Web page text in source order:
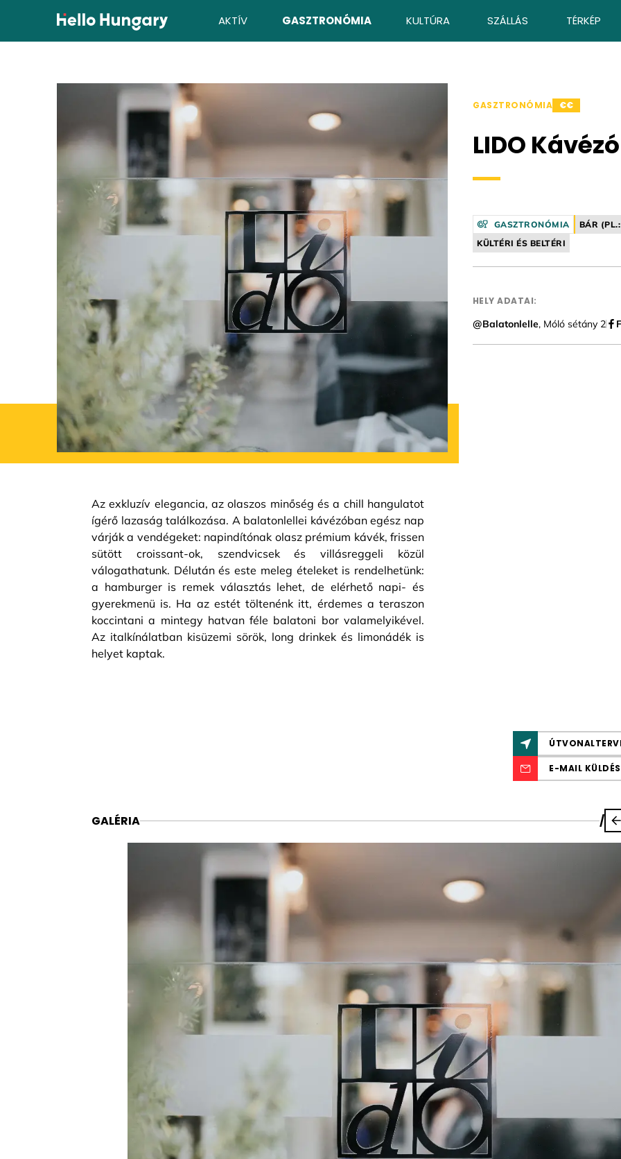
Ugrás a tartalomhoz AKTÍV GASZTRONÓMIA KULTÚRA SZÁLLÁS TÉRKÉP
GASZTRONÓMIA €€
LIDO
GASZTRONÓMIA BÁR
KÜLTÉRI ÉS BELTÉRI
HELY ADATAI:
@Balatonlelle, Móló sétány 2
Az exkluzív elegancia, az olaszos minőség és a chill hangulatot
ígérő lazaság találkozása. A balatonlellei kávézóban egész nap
várják a vendégeket: napindítónak olasz prémium kávék, frissen
sütött croissant-ok, szendvicsek és villásreggeli közül
válogathatunk. Délután és este meleg ételeket is rendelhetünk:
a hamburger is remek választás lehet, de elérhető napi- és
gyerekmenü is. Ha az estét töltenénk itt, érdemes a teraszon
koccintani a mintegy hatvan féle balatoni bor valamelyikével.
Az italkínálatban kisüzemi sörök, long drinkek és limonádék is
helyet kaptak.
E-MAIL
GALÉRIA /